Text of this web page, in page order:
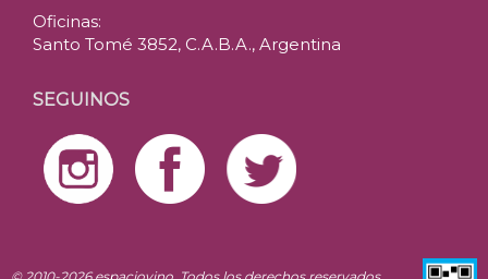
Oficinas:
Santo Tomé 3852, C.A.B.A., Argentina
SEGUINOS